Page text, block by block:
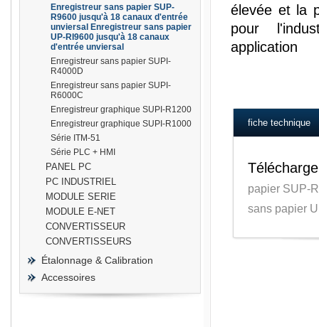
Enregistreur sans papier SUP-
R9600 jusqu'à 18 canaux d'entrée
unviersal Enregistreur sans papier
UP-RI9600 jusqu'à 18 canaux
d'entrée unviersal
Enregistreur sans papier SUPI-
R4000D
Enregistreur sans papier SUPI-
R6000C
Enregistreur graphique SUPI-R1200
Enregistreur graphique SUPI-R1000
Série ITM-51
Série PLC + HMI
PANEL PC
PC INDUSTRIEL
MODULE SERIE
MODULE E-NET
CONVERTISSEUR
CONVERTISSEURS
Étalonnage & Calibration
Accessoires
élevée et la
pour
application
fiche technique
papier SUP-
sans papier